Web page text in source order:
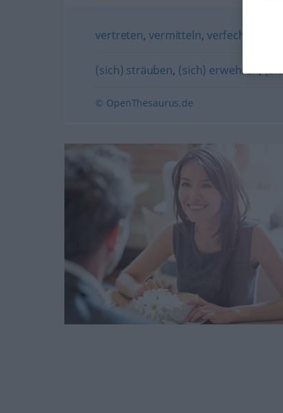
vertreten,vermitteln, verfechten
(sich) sträuben, (sich) erwehren,
© OpenThesaurus.de